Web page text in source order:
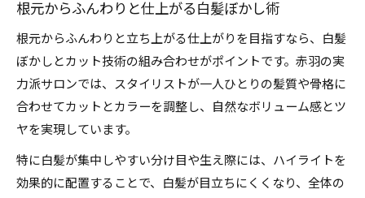
根元からふんわりと仕上がる白髪ぼかし術
根元からふんわりと立ち上がる仕上がりを目指すなら、白髪
ぼかしとカット技術の組み合わせがポイントです。赤羽の実
力派サロンでは、スタイリストが一人ひとりの髪質や骨格に
合わせてカットとカラーを調整し、自然なボリューム感とツ
ヤを実現しています。
特に白髪が集中しやすい分け目や生え際には、ハイライトを
効果的に配置することで、白髪が目立ちにくくなり、全体の